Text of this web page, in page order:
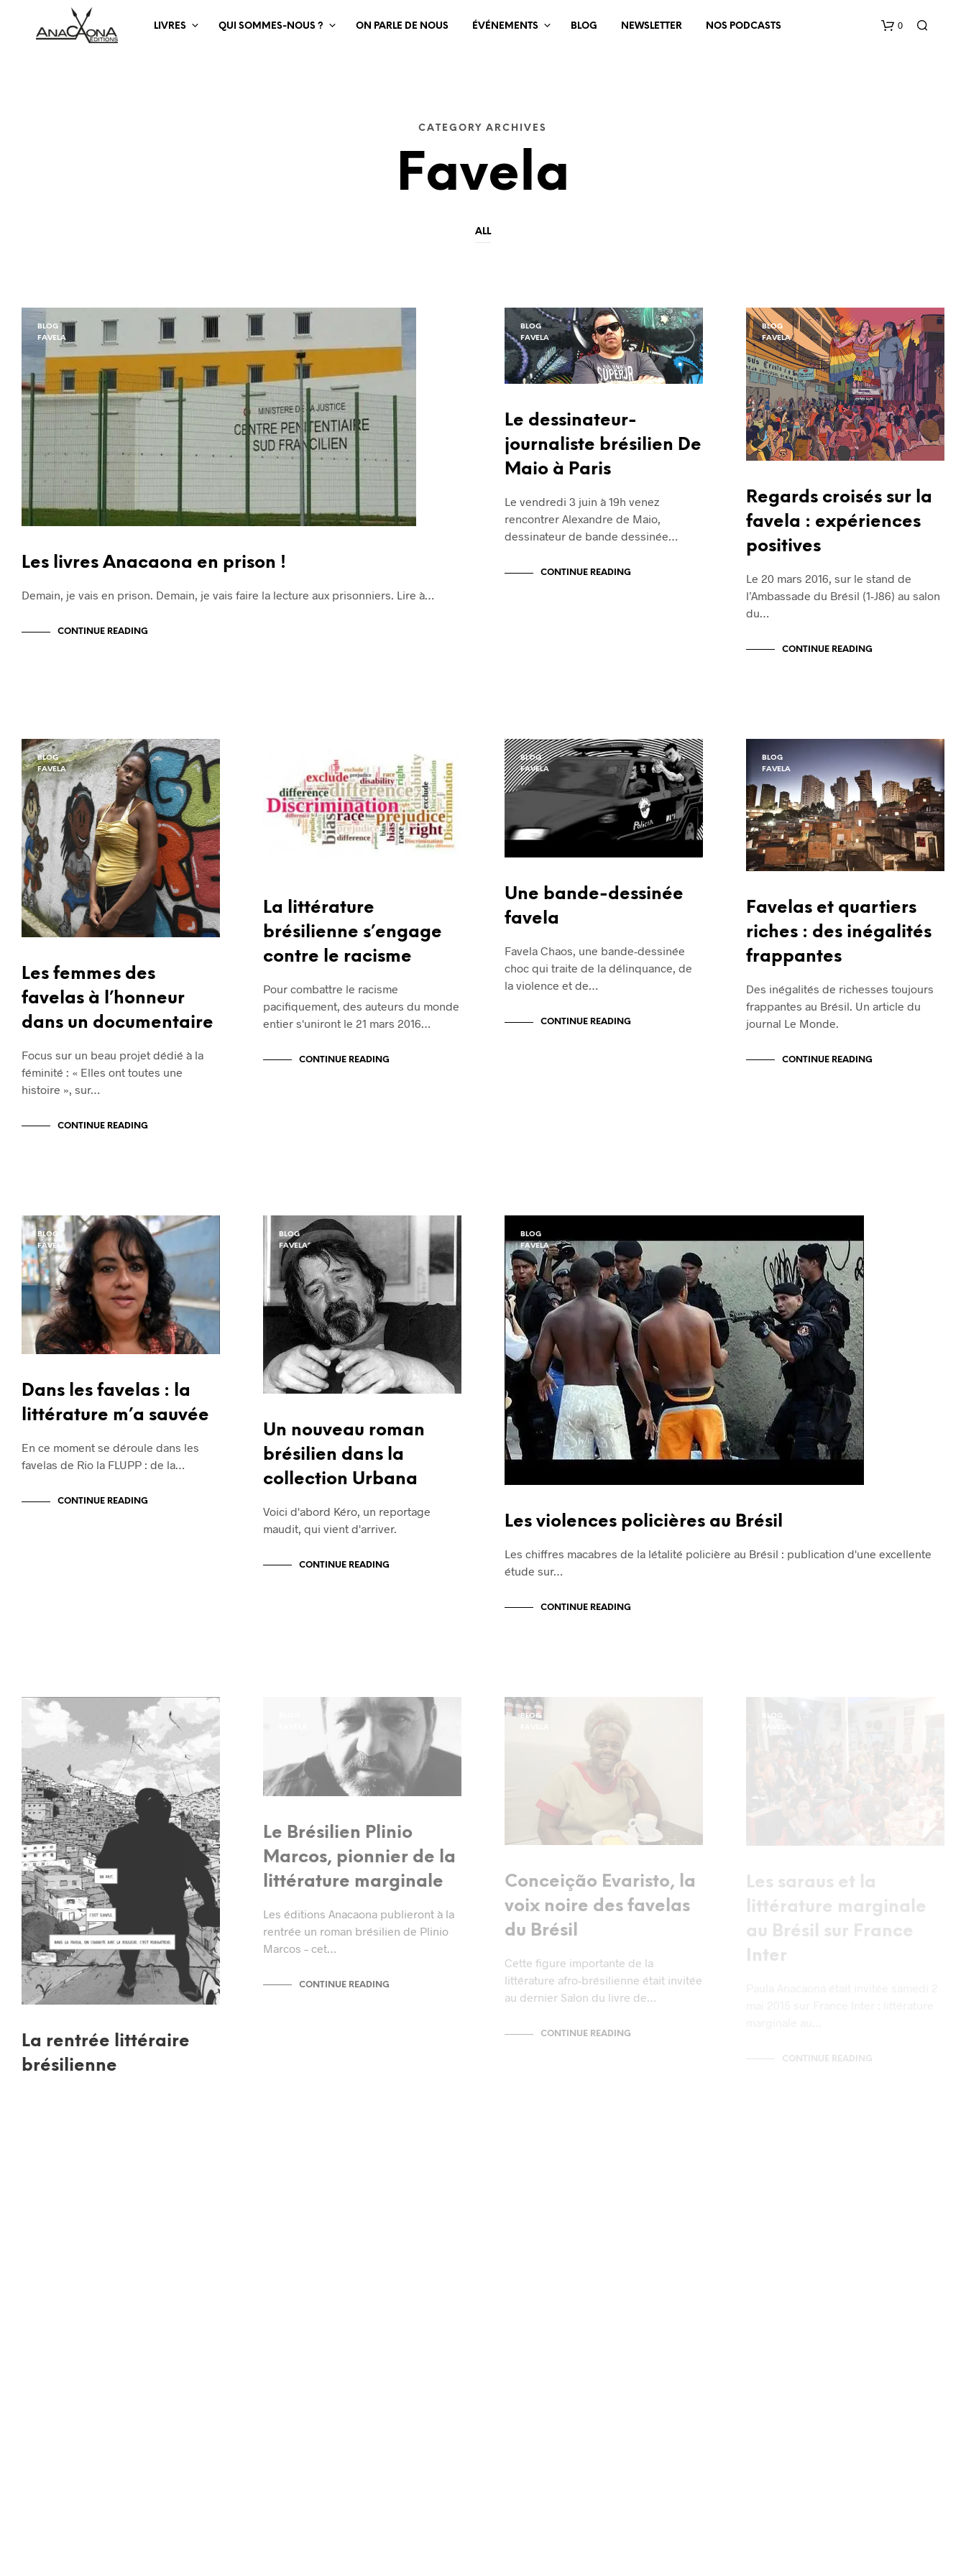
LIVRES QUI SOMMES-NOUS ? ON PARLE DE NOUS ÉVÉNEMENTS BLOG NEWSLETTER NOS PODCASTS 0
I
E
R
E
S
T
V
I
D
E
.
CATEGORY ARCHIVES
Favela
ALL
BLOG
FAVELA
Les livres Anacaona en prison !
Demain, je vais en prison. Demain, je vais faire la lecture aux prisonniers. Lire à…
CONTINUE READING
BLOG
FAVELA
Le dessinateur-
journaliste brésilien De
Maio à Paris
Le vendredi 3 juin à 19h venez
rencontrer Alexandre de Maio,
dessinateur de bande dessinée…
CONTINUE READING
BLOG
FAVELA
Regards croisés sur la
favela : expériences
positives
Le 20 mars 2016, sur le stand de
l’Ambassade du Brésil (1-J86) au salon
du…
CONTINUE READING
BLOG
FAVELA
Les femmes des
favelas à l’honneur
dans un documentaire
Focus sur un beau projet dédié à la
féminité : « Elles ont toutes une
histoire », sur…
CONTINUE READING
La littérature
brésilienne s’engage
contre le racisme
Pour combattre le racisme
pacifiquement, des auteurs du monde
entier s'uniront le 21 mars 2016…
CONTINUE READING
BLOG
FAVELA
Une bande-dessinée
favela
Favela Chaos, une bande-dessinée
choc qui traite de la délinquance, de
la violence et de…
CONTINUE READING
BLOG
FAVELA
Favelas et quartiers
riches : des inégalités
frappantes
Des inégalités de richesses toujours
frappantes au Brésil. Un article du
journal Le Monde.
CONTINUE READING
BLOG
FAVELA
Dans les favelas : la
littérature m’a sauvée
En ce moment se déroule dans les
favelas de Rio la FLUPP : de la…
CONTINUE READING
BLOG
FAVELA
Un nouveau roman
brésilien dans la
collection Urbana
Voici d'abord Kéro, un reportage
maudit, qui vient d'arriver.
CONTINUE READING
BLOG
FAVELA
Les violences policières au Brésil
Les chiffres macabres de la létalité policière au Brésil : publication d'une excellente
étude sur…
CONTINUE READING
La rentrée littéraire
brésilienne
Le Brésilien Plinio
Marcos, pionnier de la
littérature marginale
Les éditions Anacaona publieront à la
rentrée un roman brésilien de Plinio
Marcos – cet…
CONTINUE READING
BLOG
Conceição Evaristo, la
voix noire des favelas
du Brésil
Cette figure importante de la
littérature afro-brésilienne était invitée
au dernier Salon du livre de…
CONTINUE READING
BLOG
FAVELA
Les saraus et la
littérature marginale
au Brésil sur France
Inter
CONTINUE READING